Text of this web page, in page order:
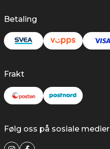
Betaling
Frakt
Følg oss på sosiale medier